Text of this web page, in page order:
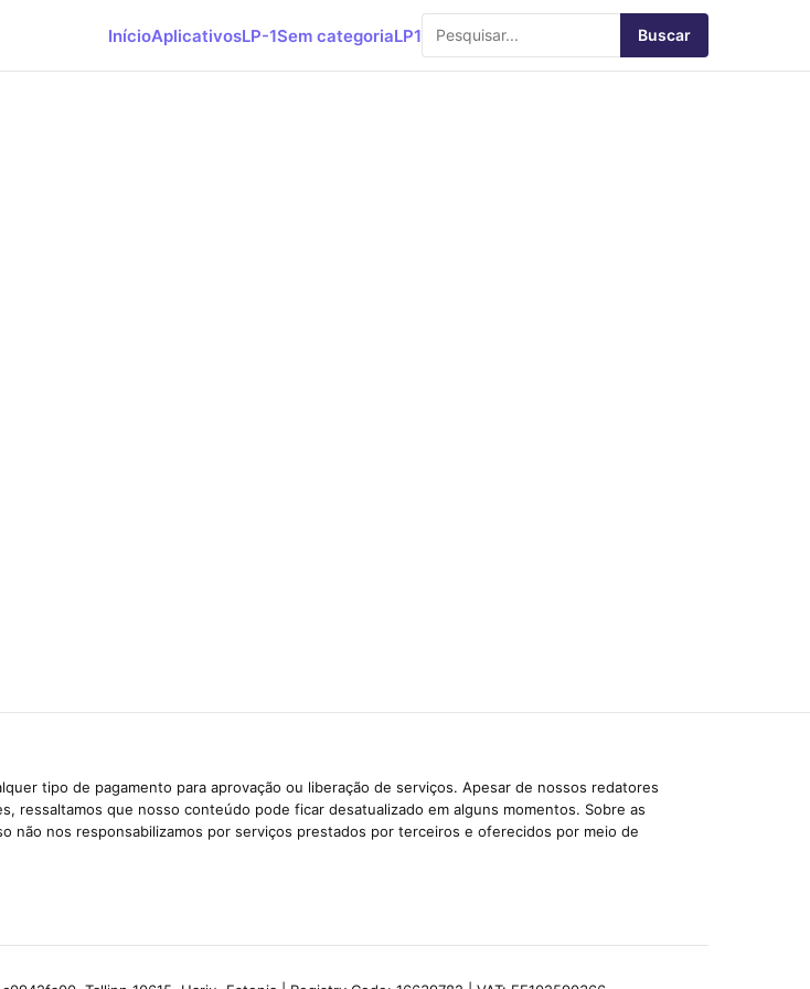
InícioAplicativosLP-1Sem categoriaLP1 Buscar
tipo de pagamento para aprovação ou liberação de serviços. Apesar de nossos redatores
ressaltamos que nosso conteúdo pode ficar desatualizado em alguns momentos. Sobre as
nos responsabilizamos por serviços prestados por terceiros e oferecidos por meio de